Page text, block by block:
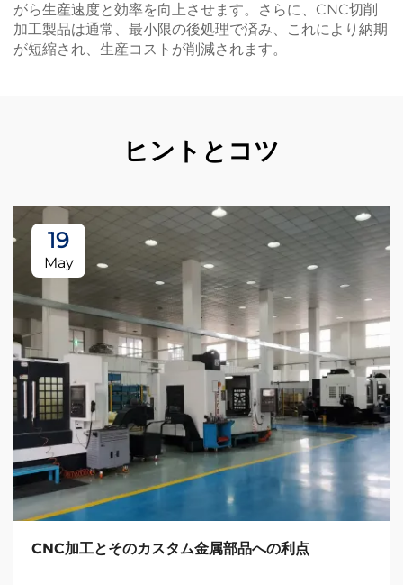
がら生産速度と効率を向上させます。さらに、CNC切削
加工製品は通常、最小限の後処理で済み、これにより納期
が短縮され、生産コストが削減されます。
ヒントとコツ
19
May
CNC加工とそのカスタム金属部品への利点